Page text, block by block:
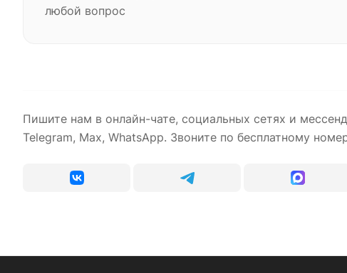
любой вопрос
Пишите нам в онлайн-чате, социальных сетях и
Telegram, Max, WhatsApp. Звоните по бесплатному